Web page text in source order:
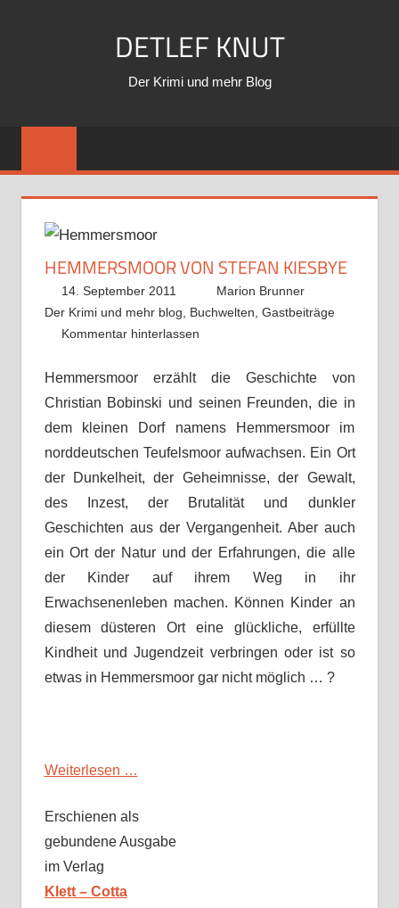
DETLEF KNUT
Der Krimi und mehr Blog
HEMMERSMOOR VON STEFAN KIESBYE
14. September 2011
Marion Brunner
Der Krimi und mehr blog, Buchwelten, Gastbeiträge
Kommentar hinterlassen
Hemmersmoor erzählt die Geschichte von
Christian Bobinski und seinen Freunden, die in
dem kleinen Dorf namens Hemmersmoor im
norddeutschen Teufelsmoor aufwachsen. Ein Ort
der Dunkelheit, der Geheimnisse, der Gewalt,
des Inzest, der Brutalität und dunkler
Geschichten aus der Vergangenheit. Aber auch
ein Ort der Natur und der Erfahrungen, die alle
der Kinder auf ihrem Weg in ihr
Erwachsenenleben machen. Können Kinder an
diesem düsteren Ort eine glückliche, erfüllte
Kindheit und Jugendzeit verbringen oder ist so
etwas in Hemmersmoor gar nicht möglich … ?
Weiterlesen …
Erschienen als
gebundene Ausgabe
im Verlag
Klett – Cotta